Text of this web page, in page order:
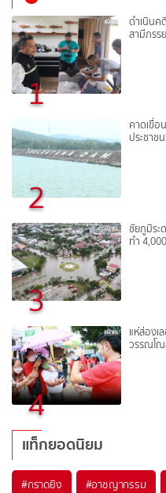
1
ดำเนินค
สามีภรร
2
คาดเขื่อ
ประชาช
3
ชัยภูมิระ
ทำ
4
แห่ส่อง
วรรณโณ
แท็กยอดนิยม
#กราดยิง #อาชญากรรม